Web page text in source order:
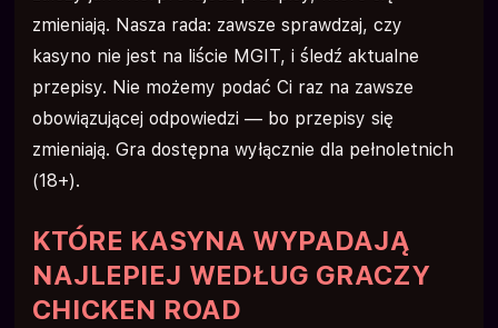
zmieniają. Nasza rada: zawsze sprawdzaj, czy
kasyno nie jest na liście MGIT, i śledź aktualne
przepisy. Nie możemy podać Ci raz na zawsze
obowiązującej odpowiedzi — bo przepisy się
zmieniają. Gra dostępna wyłącznie dla pełnoletnich
(18+).
KTÓRE KASYNA WYPADAJĄ
NAJLEPIEJ WEDŁUG GRACZY
CHICKEN ROAD